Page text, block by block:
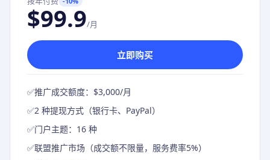
$99.9/月
立即购买
✅推广成交额度：$3,000/月
✅2 种提现方式（银行卡、PayPal）
✅门户主题：16 种
✅联盟推广市场（成交额不限量，服务费率5%）